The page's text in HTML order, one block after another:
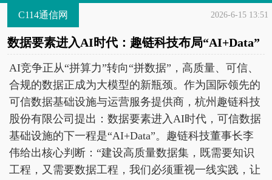
C114通信网 2026-6-15 13:51
数据要素进入AI时代：趣链科技布局“AI+Data”
AI竞争正从“拼算力”转向“拼数据”，高质量、可信、
合规的数据正成为大模型的新瓶颈。作为国际领先的
可信数据基础设施与运营服务提供商，杭州趣链科技
股份有限公司提出：数据要素进入AI时代，可信数据
基础设施的下一程是“AI+Data”。趣链科技董事长李
伟给出核心判断：“建设高质量数据集，既需要知识
工程，又需要数据工程，我们必须重视一线实践，让